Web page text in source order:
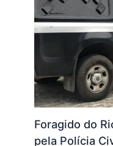
Foragido do
pela Polícia